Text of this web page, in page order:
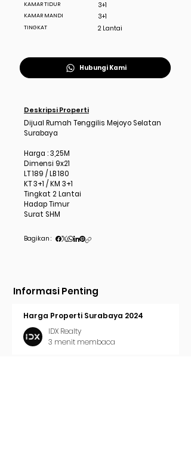
KAMAR TIDUR
KAMAR MANDI
TINGKAT
3+1
3+1
2 Lantai
Hubungi Kami
Deskripsi Properti
Dijual Rumah Tenggilis Mejoyo Selatan
Surabaya
Harga : 3,25M
Dimensi 9x21
LT 189 / LB 180
KT 3+1 / KM 3+1
Tingkat 2 Lantai
Hadap Timur
Surat SHM
Bagikan :
Informasi Penting
Harga Properti Surabaya 2024
IDX Realty
3 menit membaca